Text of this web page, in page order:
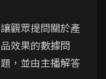
讓觀眾提問關於產
品效果的數據問
題，並由主播解答